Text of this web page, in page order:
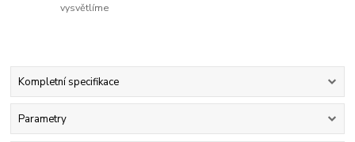
vysvětlíme
Kompletní specifikace
Parametry